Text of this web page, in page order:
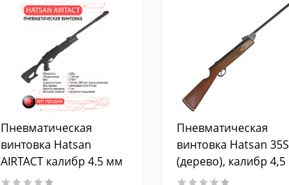
Пневматическая
винтовка Hatsan
AIRTACT калибр 4.5 мм
3 Дж
Пневматическая
винтовка Hatsan 35S
(дерево), калибр 4,5
мм, 3 Дж.